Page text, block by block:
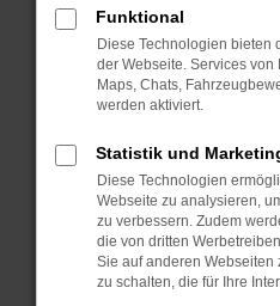
deine Suchmaschine?
Prüfe deine
Manche
können das Laden
anderen Browser
Fenster?
Starte dein Gerät
Das kann manchmal
vorübergehende
Funktional
Diese Technologien bieten
der Webseite. Services
Maps, Chats,
werden aktiviert.
Statistik und
Diese Technologien
Webseite zu analysieren,
zu verbessern. Zudem
die von dritten
Sie auf anderen Webseiten
zu schalten, die für Ihre